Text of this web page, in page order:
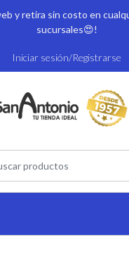
y retira sin costo en
sucursales😍!
Iniciar sesión/Registrarse